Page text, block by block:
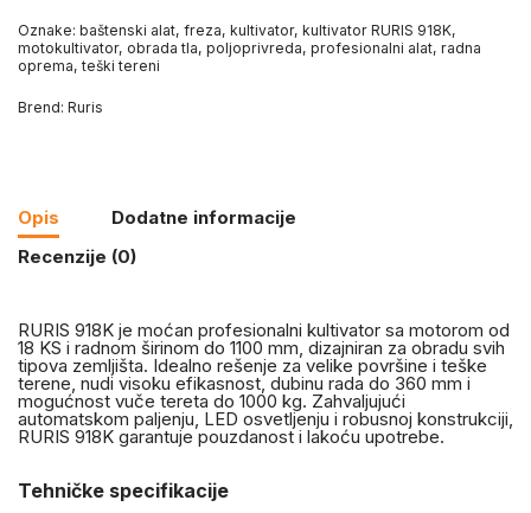
Oznake: baštenski alat, freza, kultivator, kultivator RURIS 918K,
motokultivator, obrada tla, poljoprivreda, profesionalni alat, radna
oprema,teški tereni
Brend: Ruris
Opis
Dodatne informacije
Recenzije (0)
RURIS 918K je moćan profesionalni kultivator sa motorom od
18 KS i radnom širinom do 1100 mm, dizajniran za obradu svih
tipova zemljišta. Idealno rešenje za velike površine i teške
terene, nudi visoku efikasnost, dubinu rada do 360 mm i
mogućnost vuče tereta do 1000 kg. Zahvaljujući
automatskom paljenju, LED osvetljenju i robusnoj konstrukciji,
RURIS 918K garantuje pouzdanost i lakoću upotrebe.
Tehničke specifikacije